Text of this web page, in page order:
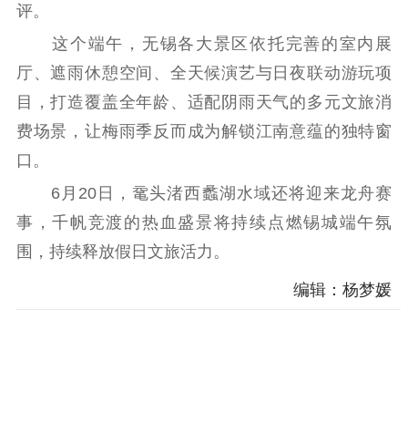
评。
这个端午，无锡各大景区依托完善的室内展
厅、遮雨休憩空间、全天候演艺与日夜联动游玩项
目，打造覆盖全年龄、适配阴雨天气的多元文旅消
费场景，让梅雨季反而成为解锁江南意蕴的独特窗
口。
6月20日，鼋头渚西蠡湖水域还将迎来龙舟赛
事，千帆竞渡的热血盛景将持续点燃锡城端午氛
围，持续释放假日文旅活力。
编辑：杨梦媛